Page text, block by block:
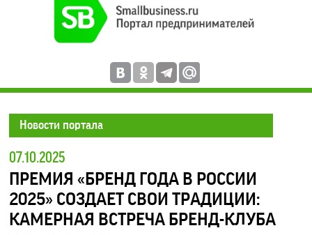
Новости портала
07.10.2025
ПРЕМИЯ «БРЕНД ГОДА В РОССИИ
2025» СОЗДАЕТ СВОИ ТРАДИЦИИ:
КАМЕРНАЯ ВСТРЕЧА БРЕНД-КЛУБА